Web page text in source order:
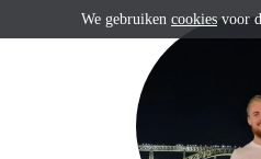
We gebruiken cookiesvoor